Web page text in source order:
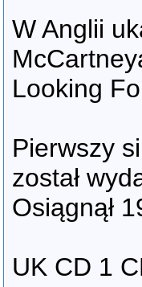
W Anglii
Looking
Pierwszy
został
Osiągnął
UK CD 1